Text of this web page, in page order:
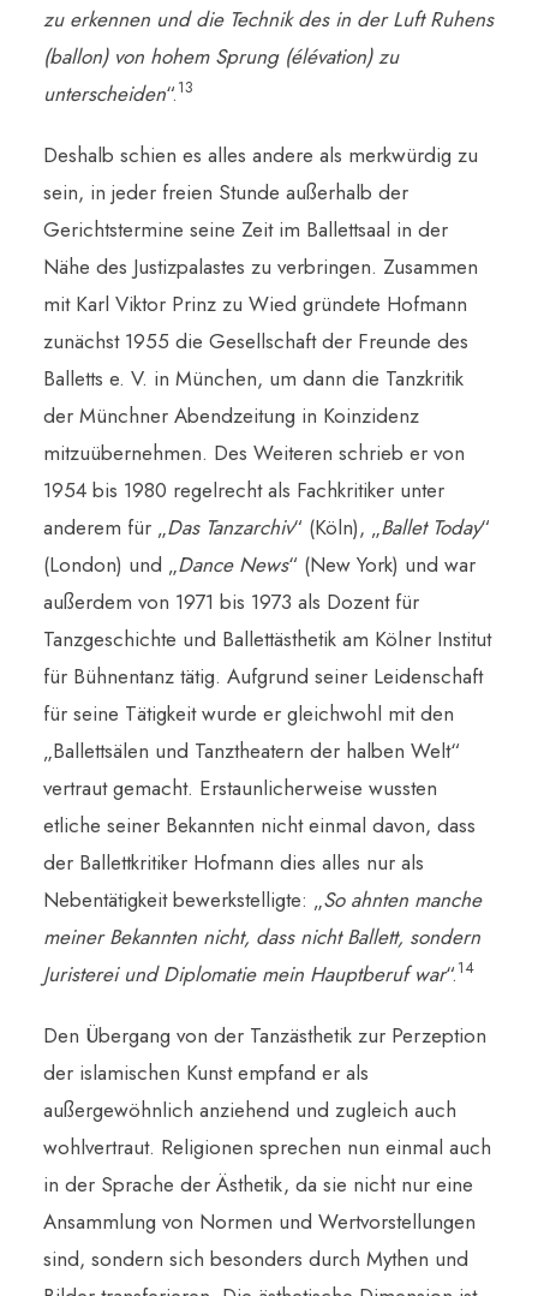
zu erkennen und die Technik des in der Luft Ruhens
(ballon) von hohem Sprung (élévation) zu
unterscheiden“.13
Deshalb schien es alles andere als merkwürdig zu
sein, in jeder freien Stunde außerhalb der
Gerichtstermine seine Zeit im Ballettsaal in der
Nähe des Justizpalastes zu verbringen. Zusammen
mit Karl Viktor Prinz zu Wied gründete Hofmann
zunächst 1955 die Gesellschaft der Freunde des
Balletts e. V. in München, um dann die Tanzkritik
der Münchner Abendzeitung in Koinzidenz
mitzuübernehmen. Des Weiteren schrieb er von
1954 bis 1980 regelrecht als Fachkritiker unter
anderem für „Das Tanzarchiv“ (Köln), „Ballet Today“
(London) und „Dance News“ (New York) und war
außerdem von 1971 bis 1973 als Dozent für
Tanzgeschichte und Ballettästhetik am Kölner Institut
für Bühnentanz tätig. Aufgrund seiner Leidenschaft
für seine Tätigkeit wurde er gleichwohl mit den
„Ballettsälen und Tanztheatern der halben Welt“
vertraut gemacht. Erstaunlicherweise wussten
etliche seiner Bekannten nicht einmal davon, dass
der Ballettkritiker Hofmann dies alles nur als
Nebentätigkeit bewerkstelligte: „So ahnten manche
meiner Bekannten nicht, dass nicht Ballett, sondern
Juristerei und Diplomatie mein Hauptberuf war“.14
Den Übergang von der Tanzästhetik zur Perzeption
der islamischen Kunst empfand er als
außergewöhnlich anziehend und zugleich auch
wohlvertraut. Religionen sprechen nun einmal auch
in der Sprache der Ästhetik, da sie nicht nur eine
Ansammlung von Normen und Wertvorstellungen
sind, sondern sich besonders durch Mythen und